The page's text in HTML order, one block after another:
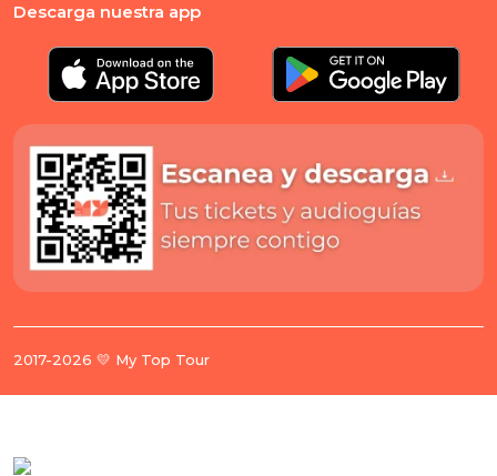
Descarga nuestra app
2017-2026 💛 My Top Tour